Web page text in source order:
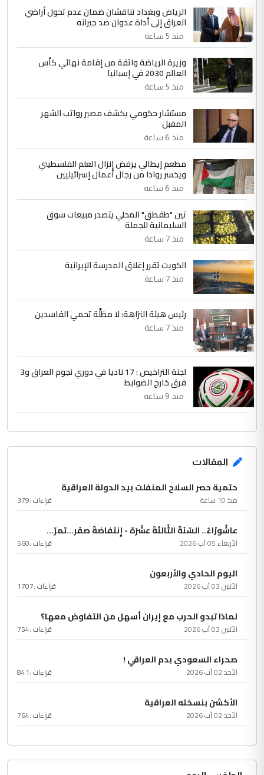
الموضوع :
الجواهري يرد على صدام حسين سل
مضجعيك يابن الزنا (نص كامل)
سردار
التعليق : واحد من عصابة علي ماما يسقط
جنسية الرافد الثالث للعراق ومن اصول عريقة
ابا فرات ...
الموضوع :
الجواهري يرد على صدام حسين سل
مضجعيك يابن الزنا (نص كامل)
5 حيدر عاشور
التعليق : تحياتي لك استاذ حامدتركان. كلام
دقيق ومسؤول؛ فالاستثمار الحقيقي للإنسان
وثروات البلد يعتمد على الكفاءة ...
الموضوع :
بين الإهمال واغتصاب الأرض.. بلاد
الرافدين تعاني الجفاف والتصحر!!
الرياض وبغداد تناقشان ضمان عدم تحول أراضي
العراق إلى أداة عدوان ضد جيرانه
منذ 5 ساعة
وزيرة الرياضة واثقة من إقامة نهائي كأس
العالم 2030 في إسبانيا
منذ 5 ساعة
مستشار حكومي يكشف مصير رواتب الشهر
المقبل
منذ 6 ساعة
مطعم إيطالي يرفض إنزال العلم الفلسطيني
ويخسر روادا من رجال أعمال إسرائيليين
منذ 6 ساعة
تين "طقطق" المحلي يتصدر مبيعات سوق
السليمانية للجملة
منذ 7 ساعة
الكويت تقرر إغلاق المدرسة الإيرانية
منذ 7 ساعة
رئيس هيئة النزاهة: لا مظلَّة تحمي الفاسدين
منذ 7 ساعة
لجنة التراخيص : 17 ناديا في دوري نجوم العراق و3
فرق خارج الضوابط
منذ 9 ساعة
المقالات
حتمية حصر السلاح المنفلت بيد الدولة العراقية
منذ 10 ساعة قراءات :379
عاشُورْاءُ.. السّنَةُ الثّالثةَ عشَرَة - إِنتفاضةُ صفَر…تمرّ...
الأربعاء 05 آب 2026 قراءات :560
اليوم الحادي والأربعون
الأثنين 03 آب 2026 قراءات :1707
لماذا تبدو الحرب مع إيران أسهل من التفاوض معها؟
الأثنين 03 آب 2026 قراءات :754
صحراء السعودي بدم العراقي !
الأحد 02 آب 2026 قراءات :841
الأكشن بنسخته العراقية
الأحد 02 آب 2026 قراءات :764